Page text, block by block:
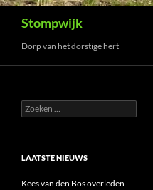
Stompwijk
Dorp van het dorstige hert
Zoeken
naar:
LAATSTE NIEUWS
Kees van den Bos overleden